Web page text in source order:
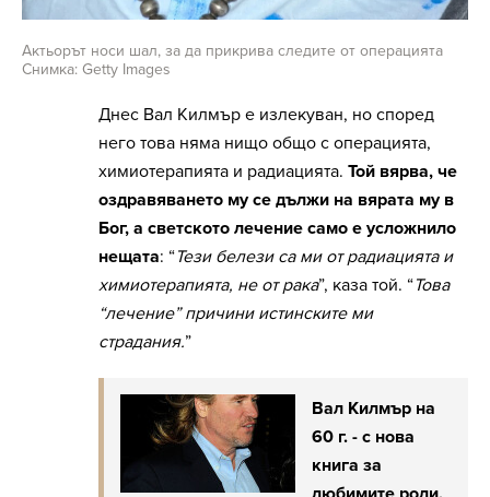
Актьорът носи шал, за да прикрива следите от операцията
Снимка: Getty Images
Днес Вал Килмър е излекуван, но според
него това няма нищо общо с операцията,
химиотерапията и радиацията. Той вярва, че
оздравяването му се дължи на вярата му в
Бог, а светското лечение само е усложнило
нещата: “Тези белези са ми от радиацията и
химиотерапията, не от рака”, каза той. “Това
“лечение” причини истинските ми
страдания.”
Вал Килмър на
60 г. - с нова
книга за